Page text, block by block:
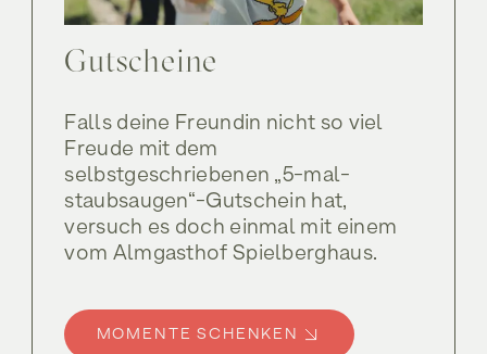
Gutscheine
Falls deine Freundin nicht so viel
Freude mit dem
selbstgeschriebenen „5-mal-
staubsaugen“-Gutschein hat,
versuch es doch einmal mit einem
vom Almgasthof Spielberghaus.
MOMENTE SCHENKEN